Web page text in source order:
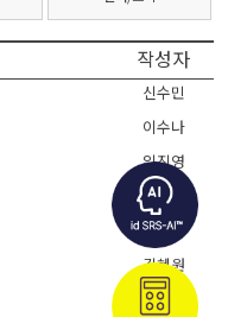
작성자
신수민
이수나
임진영
김보라
현지
김혜원
정수진